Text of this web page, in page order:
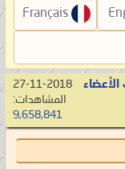
Français
الأعضاء
27-11-2018
المشاهدات:
9,658,841